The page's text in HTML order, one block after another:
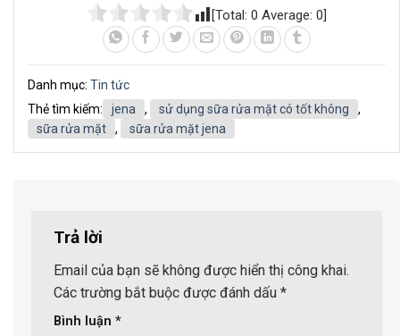
[Total: 0 Average: 0]
Danh mục: Tin tức
Thẻ tìm kiếm:
jena , sử dụng sữa rửa mặt có tốt không
,
sữa rửa mặt
, sữa rửa mặt jena
Trả lời
Email của bạn sẽ không được hiển thị công khai.
Các trường bắt buộc được đánh dấu *
Bình luận *